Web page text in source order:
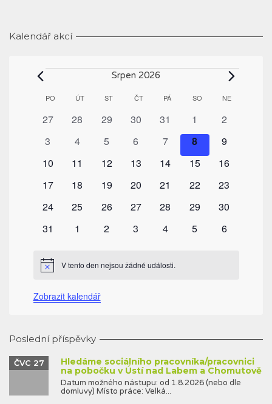
Kalendář akcí
Akce Srpen 2026
Kalendář
Akce
PO PONDĚLÍ
ÚTÚTERÝST STŘEDAČTČTVRTEK
PÁPÁTEK SO SOBOTA
NENEDĚLE
0
27
0
28
0
29
0
30
0
31
0
akce
1
0
2
0
3
0
4
0
5
0
6
0
akce
7
0
akce
8
0
9
0
10
0
11
0
12
0
13
0
14
0
15
0
16
0
17
0
18
0
19
0
20
0
21
0
22
0
23
0
24
0
25
0
26
0
27
0
28
0
29
0
30
0
31
0
1
0
2
0
3
0
4
0
5
0
6
Notice V tento den nejsou žádné události.
Zobrazit kalendář
Poslední příspěvky
Hledáme sociálního pracovníka/pracovnici
na pobočku v Ústí nad Labem a Chomutově
ČVC 27
Datum možného nástupu: od 1.8.2026 (nebo dle
domluvy) Místo práce: Velká...